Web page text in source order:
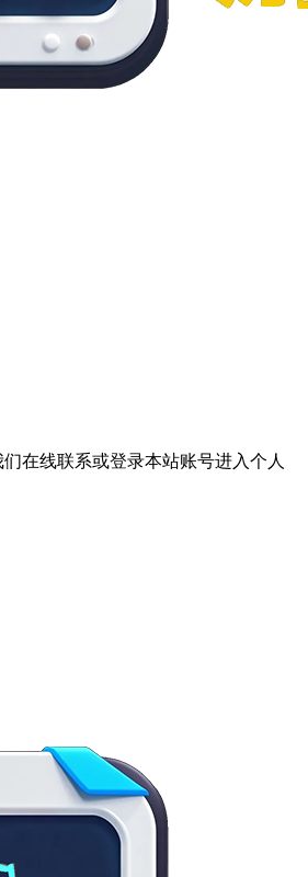
在线联系或登录本站账号进入个人